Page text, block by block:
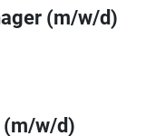
(m/w/d)
(m/w/d)